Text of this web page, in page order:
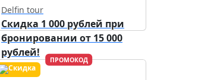
Delfin tour
Скидка 1 000 рублей при
бронировании от 15 000
рублей!
ПРОМОКОД